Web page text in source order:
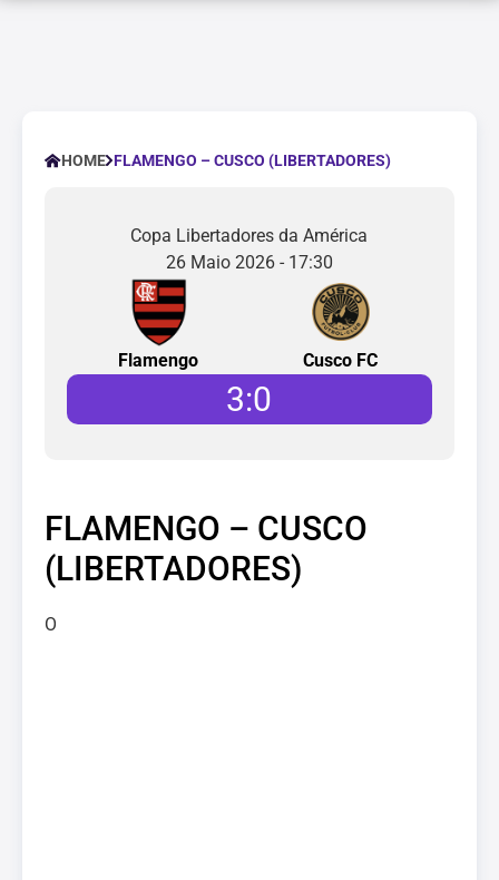
HOME FLAMENGO – CUSCO (LIBERTADORES)
Copa Libertadores da América
26 Maio 2026 - 17:30
Flamengo Cusco FC
3:0
FLAMENGO – CUSCO
(LIBERTADORES)
O